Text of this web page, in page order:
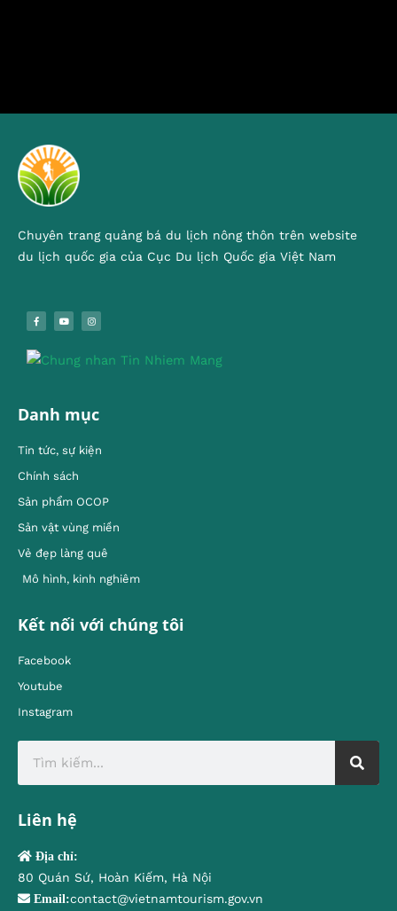
Chuyên trang quảng bá du lịch nông thôn trên website
du lịch quốc gia của Cục Du lịch Quốc gia Việt Nam
Danh mục
Tin tức, sự kiện
Chính sách
Sản phẩm OCOP
Sản vật vùng miền
Vẻ đẹp làng quê
Mô hình, kinh nghiêm
Kết nối với chúng tôi
Facebook
Youtube
Instagram
Liên hệ
Địa chỉ:
80 Quán Sứ, Hoàn Kiếm, Hà Nội
Email:contact@vietnamtourism.gov.vn